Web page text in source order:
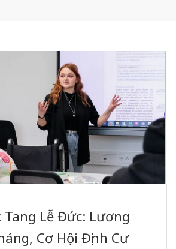
Tang Lễ Đức: Lương
Cơ Hội Định Cư